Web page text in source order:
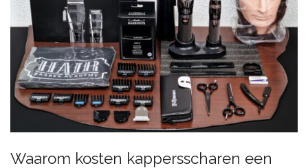
Waarom kosten kappersscharen een